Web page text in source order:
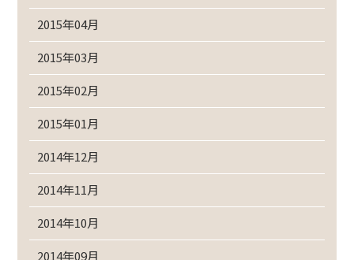
2015年04月
2015年03月
2015年02月
2015年01月
2014年12月
2014年11月
2014年10月
2014年09月